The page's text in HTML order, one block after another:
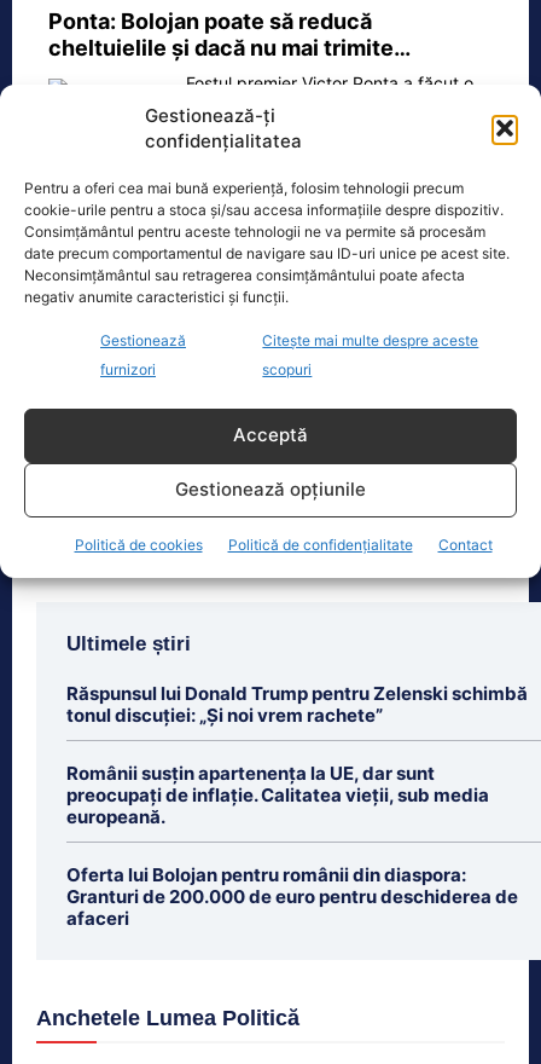
Gestionează-ți
confidențialitatea
Pentru a oferi cea mai bună experiență, folosim tehnologii precum
cookie-urile pentru a stoca și/sau accesa informațiile despre dispozitiv.
Consimțământul pentru aceste tehnologii ne va permite să procesăm
date precum comportamentul de navigare sau ID-uri unice pe acest site.
Neconsimțământul sau retragerea consimțământului poate afecta
negativ anumite caracteristici și funcții.
Gestionează
furnizori
Citește mai multe despre aceste
scopuri
Acceptă
Gestionează opțiunile
Politică de cookies Politică de confidențialitate Contact
Ponta: Bolojan poate să reducă
cheltuielile şi dacă nu mai trimite…
Fostul premier Victor Ponta a făcut o
serie de comentarii referitoare la
situația energetică a României. „Ideea
e următoarea. Oprești
Oficiul de Știri
Cele 4 barje pentru redirecționarea Dunării către brațul
Bala vor fi…
Cele 4 barje vor fi scufundate vineri, 7
august. Autoritățile au intrat în linie
dreaptă cu una dintre cele mai[...]
Ultimele știri
Răspunsul lui Donald Trump pentru Zelenski schimbă
tonul discuției: „Și noi vrem rachete”
Românii susțin apartenența la UE, dar sunt
preocupați de inflație. Calitatea vieții, sub media
europeană.
Oferta lui Bolojan pentru românii din diaspora:
Granturi de 200.000 de euro pentru deschiderea de
afaceri
Anchetele Lumea Politică